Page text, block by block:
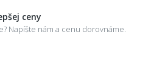
ceny
Napíšte nám a cenu dorovnáme.